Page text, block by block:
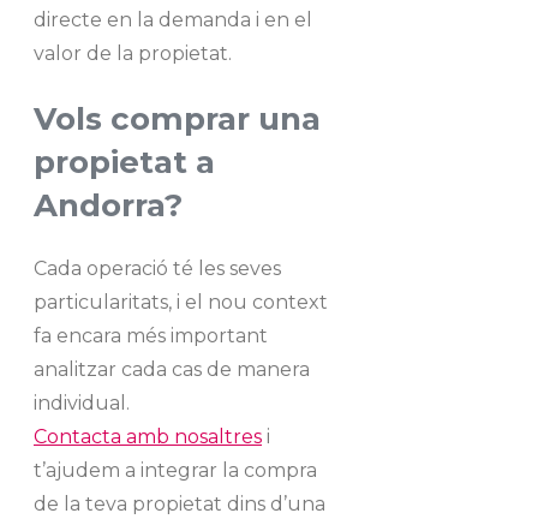
directe en la demanda i en el
valor de la propietat.
Vols comprar una
propietat a
Andorra?
Cada operació té les seves
particularitats, i el nou context
fa encara més important
analitzar cada cas de manera
individual.
Contacta amb nosaltres i
t’ajudem a integrar la compra
de la teva propietat dins d’una